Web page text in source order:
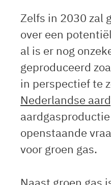
Zelfs in 2030 zal
over een
al is er nog
geproduceerd
in perspectief te
Nederlandse
openstaande
voor groen gas.